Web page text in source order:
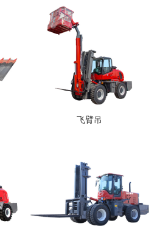
飞臂吊